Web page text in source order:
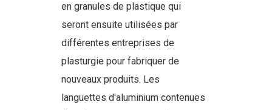
en granules de plastique qui
seront ensuite utilisées par
différentes entreprises de
plasturgie pour fabriquer de
nouveaux produits. Les
languettes d'aluminium contenues